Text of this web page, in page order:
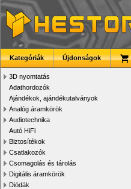
Kategóriák Újdonságok
3D nyomtatás
Adathordozók
Ajándékok, ajándékutalványok
Analóg áramkörök
Audiotechnika
Autó HiFi
Biztosítékok
Csatlakozók
Csomagolás és tárolás
Digitális áramkörök
Diódák